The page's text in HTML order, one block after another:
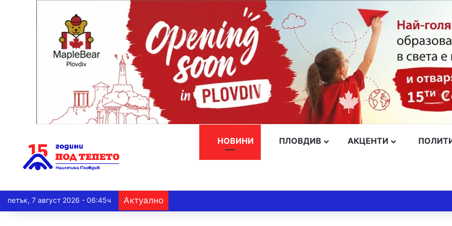
НОВИНИ ПЛОВДИВ АКЦЕНТИ
петък, 7 август 2026 - 06:45ч Актуално